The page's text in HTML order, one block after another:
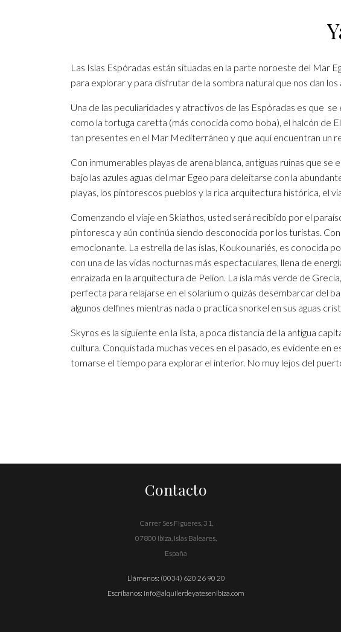
Las Islas Espóradas están situadas en la parte noroeste del Mar
para explorar y para disfrutar de la sombra natural que nos dan los
Una de las peculiaridades y atractivos de las Espóradas es que
como la tortuga caretta (más conocida como boba), el halcón de
tan presentes en el Mar Mediterráneo y que aquí encuentran un
Con inmumerables playas de arena blanca, antiguas ruinas que
bajo las azules aguas del mar Egeo para deleitarse con la
playas, los pintorescos pueblos y la rica arquitectura histórica, el
Comenzando el viaje en Skiathos, usted será recibido por el
pintoresca y aún continúa siendo desconocida por los turistas.
emocionante. La estrella de las islas, Koukounariés, es conocida
con una de las vidas nocturnas más espectaculares, llena de
enraizada en la arquitectura de Pelion. La isla más verde de
perfecta para relajarse en el solarium o quizás desembarcar del
algunos delfines mientras nada o practica snorkel en sus aguas
Skyros es la siguiente en la lista, a poca distancia de la antigua
cultura. Conquistada muchas veces en el pasado, es evidente en
tomarse el tiempo para explorar el interior. No muy lejos del
Contacto
Carrer Ses Figueres, 31,
07800 Ibiza, Islas Baleares,
España
Llámenos: (0034) 620 26 90 20
Escríbanos: info@alquilerdeyatesenibiza.com